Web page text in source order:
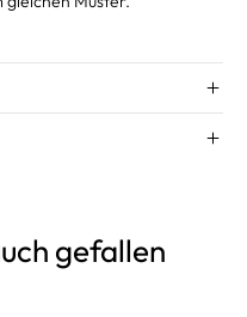
gefallen